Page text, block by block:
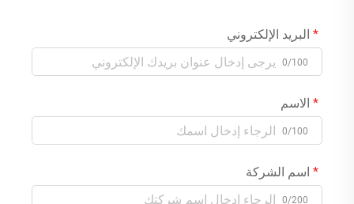
البريد الإلكتروني
0/100
الاسم
0/100
اسم الشركة
0/200